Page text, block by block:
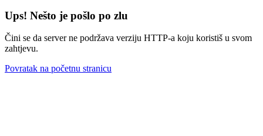
Ups! Nešto je pošlo po zlu
Čini se da server ne podržava verziju HTTP-a koju koristiš u svom
zahtjevu.
Povratak na početnu stranicu